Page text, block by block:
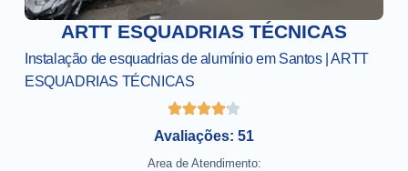
ARTT ESQUADRIAS TÉCNICAS
Instalação de esquadrias de alumínio em Santos | ARTT
ESQUADRIAS TÉCNICAS
Avaliações: 51
Area de Atendimento: